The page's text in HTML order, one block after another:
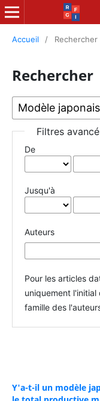
Accueil / Rechercher
Rechercher
Filtres
De
Jusqu'à
Auteurs
Pour les articles
uniquement l'initial
famille des
Y'a-t-il un modèle